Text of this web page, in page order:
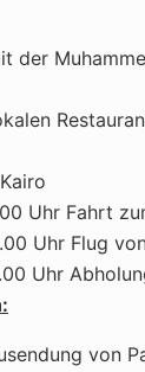
der
Uhr Fahrt
Uhr Flug
Uhr
von